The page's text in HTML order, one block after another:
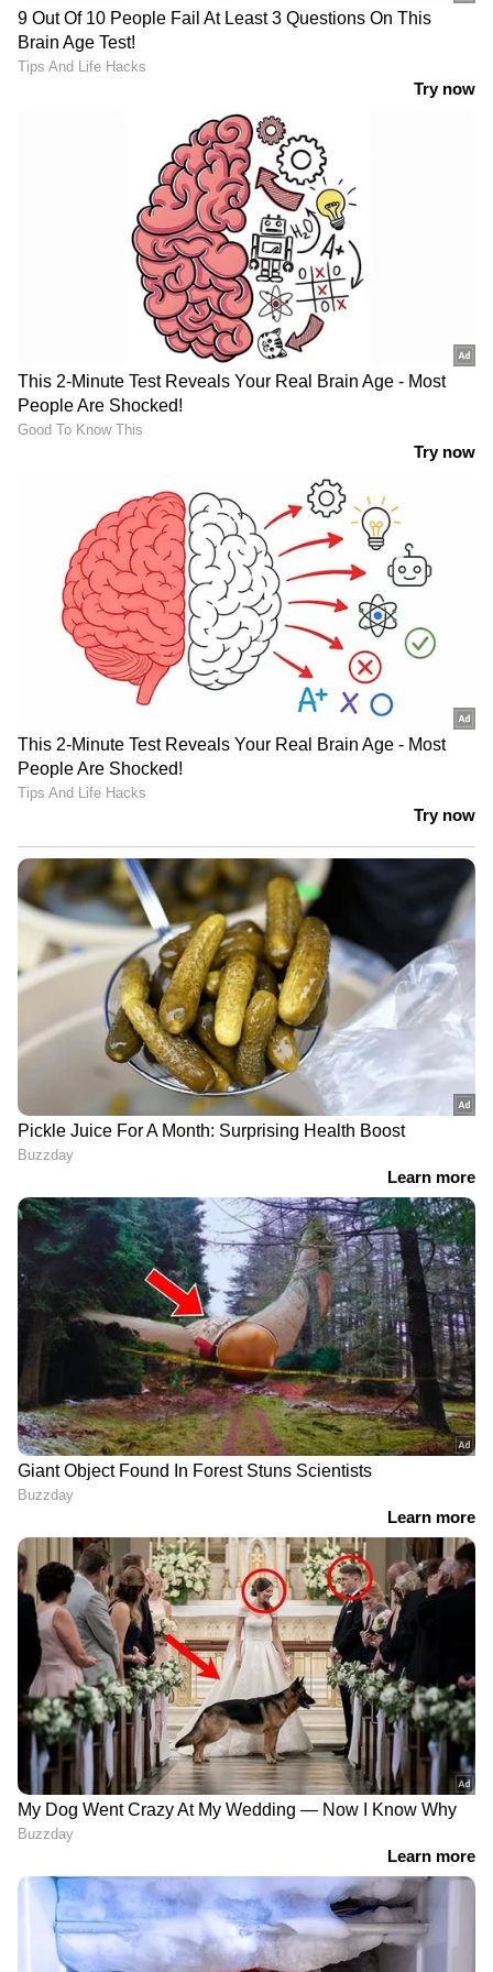
ചിയ സീഡിൽ ധാരാളം ഫൈബർ
അടങ്ങിയിട്ടുണ്ട്. ഇത് ദഹനപ്രക്രിയയെ
പഞ്ചസാരയുടെ അളവ് നിയന്ത്രിക്കാനും
സഹായിക്കുന്നു.
പച്ച സോയാബീൻ
പ്രോട്ടീനും ഫൈബറും ഒരേപോലെ സമൃദ്ധമായി
അടങ്ങിയ പോഷകഗുണമുള്ള ഭക്ഷണമാണ്
തൊലി കളയാത്ത പച്ച സോയാബീൻ. ഇത്
ദഹനത്തെ സാവധാനത്തിലാക്കുന്നു.
5
Image Credit :
റാസ്‌ബെറി
പ്രമേഹബാധിതർക്ക് കഴിക്കാൻ പറ്റിയ ഏറ്റവും
മികച്ച പഴവർഗ്ഗങ്ങളിൽ ഒന്നാണ് റാസ്‌ബെറി.
ചുവന്ന റാസ്‌ബെറി കഴിക്കുന്നത് ശരീരത്തിലെ
ഗ്ലൂക്കോസ് കൈകാര്യം ചെയ്യാനുള്ള ശേഷിയും
ഇൻസുലിൻ സെൻസിറ്റിവിറ്റിയും
മെച്ചപ്പെടുത്താൻ സഹായിക്കും.
LATEST VIDEOS